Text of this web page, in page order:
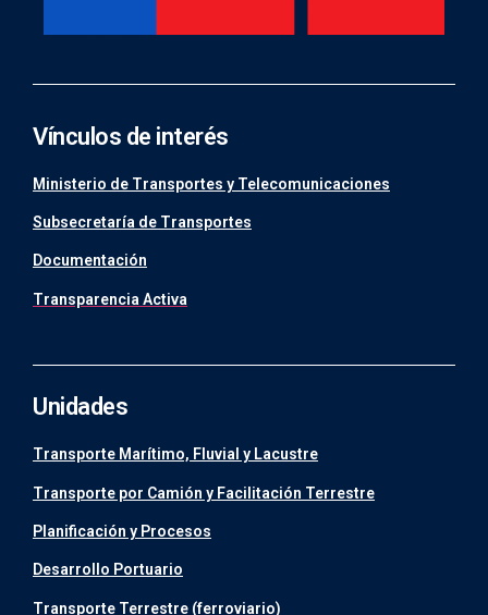
Vínculos de interés
Ministerio de Transportes y Telecomunicaciones
Subsecretaría de Transportes
Documentación
Transparencia Activa
Unidades
Transporte Marítimo, Fluvial y Lacustre
Transporte por Camión y Facilitación Terrestre
Planificación y Procesos
Desarrollo Portuario
Transporte Terrestre (ferroviario)